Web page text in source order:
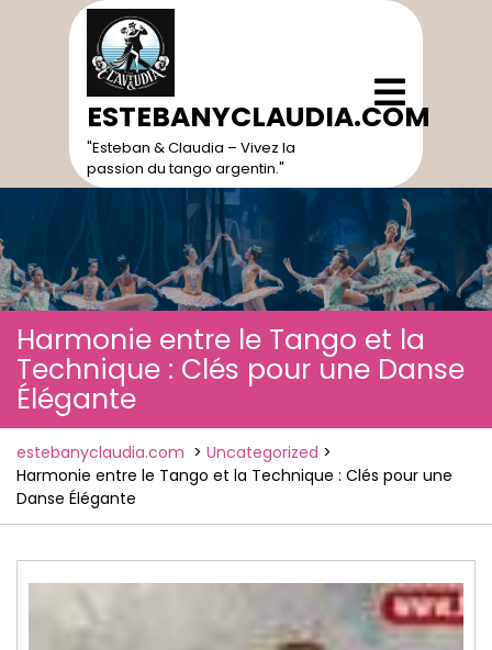
ESTEBANYCLAUDIA.COM
"Esteban & Claudia – Vivez la
passion du tango argentin."
Open
Menu
Harmonie entre le Tango et la
Technique : Clés pour une Danse
Élégante
estebanyclaudia.com > Uncategorized >
Harmonie entre le Tango et la Technique : Clés pour une
Danse Élégante